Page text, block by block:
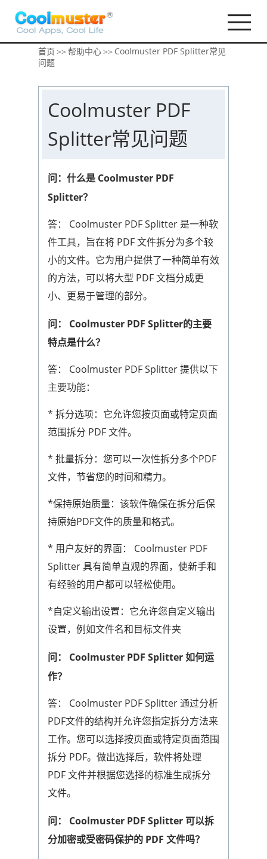
首页 >> 帮助中心>> Coolmuster PDF Splitter常见
问题
Coolmuster PDF
Splitter常见问题
问：什么是 Coolmuster PDF
Splitter？
答： Coolmuster PDF Splitter 是一种软
件工具，旨在将 PDF 文件拆分为多个较
小的文件。它为用户提供了一种简单有效
的方法，可以将大型 PDF 文档分成更
小、更易于管理的部分。
问： Coolmuster PDF Splitter的主要
特点是什么？
答： Coolmuster PDF Splitter 提供以下
主要功能：
* 拆分选项：它允许您按页面或特定页面
范围拆分 PDF 文件。
* 批量拆分：您可以一次性拆分多个PDF
文件，节省您的时间和精力。
*保持原始质量：该软件确保在拆分后保
持原始PDF文件的质量和格式。
* 用户友好的界面： Coolmuster PDF
Splitter 具有简单直观的界面，使新手和
有经验的用户都可以轻松使用。
*自定义输出设置：它允许您自定义输出
设置，例如文件名和目标文件夹
问： Coolmuster PDF Splitter 如何运
作？
答： Coolmuster PDF Splitter 通过分析
PDF文件的结构并允许您指定拆分方法来
工作。您可以选择按页面或特定页面范围
拆分 PDF。做出选择后，软件将处理
PDF 文件并根据您选择的标准生成拆分
文件。
问： Coolmuster PDF Splitter 可以拆
分加密或受密码保护的 PDF 文件吗？